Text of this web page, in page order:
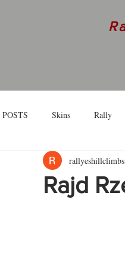
Skins Rally
Interview
Rajd
rallyeshillclimbs